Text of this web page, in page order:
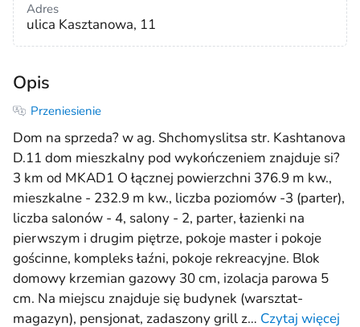
Adres
ulica Kasztanowa, 11
Opis
Przeniesienie
Dom na sprzeda? w ag. Shchomyslitsa str. Kashtanova
D.11 dom mieszkalny pod wykończeniem znajduje si?
3 km od MKAD1 O łącznej powierzchni 376.9 m kw.,
mieszkalne - 232.9 m kw., liczba poziomów -3 (parter),
liczba salonów - 4, salony - 2, parter, łazienki na
pierwszym i drugim piętrze, pokoje master i pokoje
gościnne, kompleks łaźni, pokoje rekreacyjne. Blok
domowy krzemian gazowy 30 cm, izolacja parowa 5
cm. Na miejscu znajduje się budynek (warsztat-
magazyn), pensjonat, zadaszony grill z… Czytaj więcej